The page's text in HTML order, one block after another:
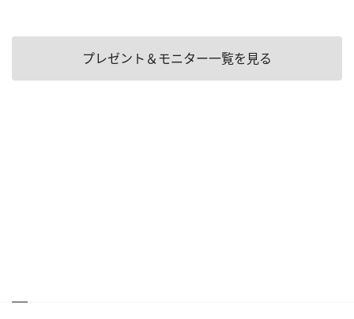
プレゼント＆モニター一覧を見る